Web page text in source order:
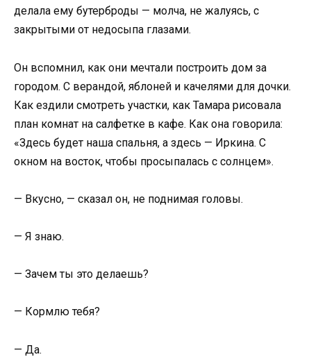
делала ему бутерброды — молча, не жалуясь, с
закрытыми от недосыпа глазами.
Он вспомнил, как они мечтали построить дом за
городом. С верандой, яблоней и качелями для дочки.
Как ездили смотреть участки, как Тамара рисовала
план комнат на салфетке в кафе. Как она говорила:
«Здесь будет наша спальня, а здесь — Иркина. С
окном на восток, чтобы просыпалась с солнцем».
— Вкусно, — сказал он, не поднимая головы.
— Я знаю.
— Зачем ты это делаешь?
— Кормлю тебя?
— Да.